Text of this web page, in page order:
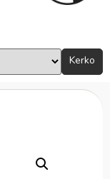
Kerko